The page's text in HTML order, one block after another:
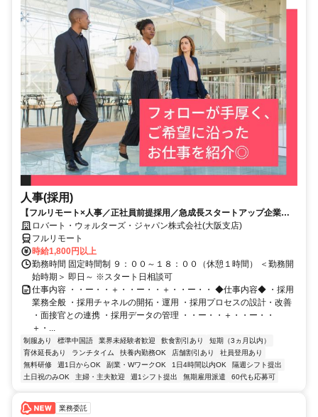
人事(採用)
【フルリモート×人事／正社員前提採用／急成長スタートアップ企業／
英語】Robert Walters
ロバート・ウォルターズ・ジャパン株式会社(大阪支店)
フルリモート
時給1,800円以上
勤務時間 固定時間制 ９：００～１８：００（休憩１時間） ＜勤務開
始時期＞ 即日～ ※スタート日相談可
仕事内容 ・・ー・・＋・・ー・・＋・・ー・・ ◆仕事内容◆ ・採用
業務全般 ・採用チャネルの開拓・運用 ・採用プロセスの設計・改善
・面接官との連携 ・採用データの管理 ・・ー・・＋・・ー・・
＋・...
制服あり 標準中国語 業界未経験者歓迎 飲食割引あり
短期（3ヵ月以内）
育休延長あり
ランチタイム 扶養内勤務OK 店舗割引あり
社員登用あり
無料研修
週1日からOK 副業・WワークOK 1日4時間以内OK
隔週シフト提出
土日祝のみOK
主婦・主夫歓迎 週1シフト提出 無期雇用派遣 60代も応募可
業務委託